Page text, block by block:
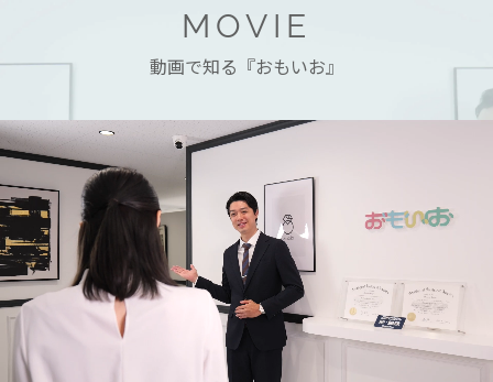
MOVIE
動画で知る『おもいお』